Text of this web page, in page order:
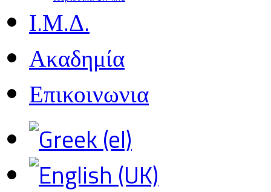
Ι.Μ.Δ.
Ακαδημία
Επικοινωνια